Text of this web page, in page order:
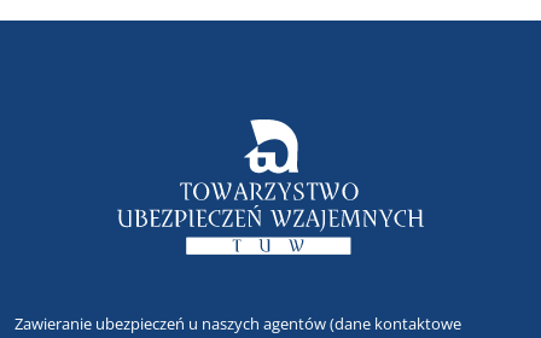
Zawieranie ubezpieczeń u naszych agentów(dane kontaktowe